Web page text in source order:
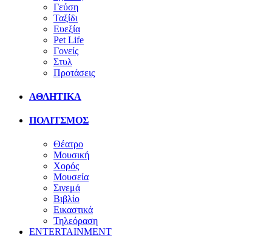
Γεύση
Ταξίδι
Ευεξία
Pet Life
Γονείς
Στυλ
Προτάσεις
ΑΘΛΗΤΙΚΑ
ΠΟΛΙΤΣΜΟΣ
Θέατρο
Μουσική
Χορός
Μουσεία
Σινεμά
Βιβλίο
Εικαστικά
Τηλεόραση
ENTERTAINMENT